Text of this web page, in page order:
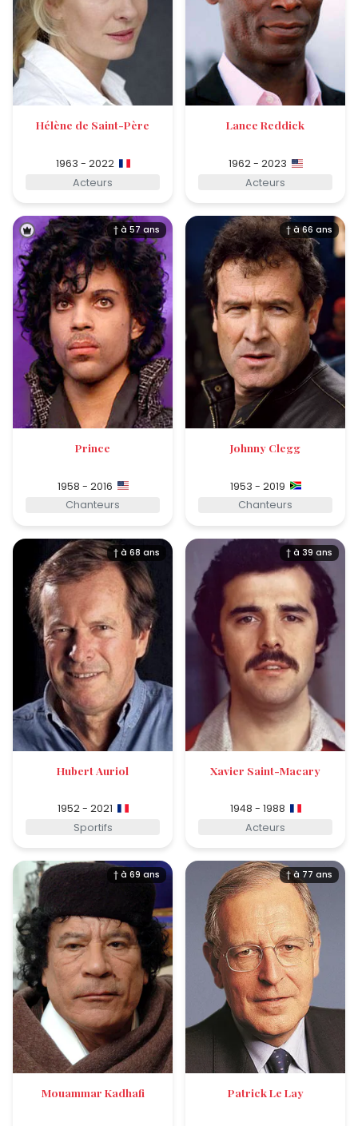
Hélène de Saint-Père
1963 - 2022
Acteurs
Lance Reddick
1962 - 2023
Acteurs
† à 57 ans
Prince
1958 - 2016
Chanteurs
† à 66 ans
Johnny Clegg
1953 - 2019
Chanteurs
† à 68 ans
Hubert Auriol
1952 - 2021
Sportifs
† à 39 ans
Xavier Saint-Macary
1948 - 1988
Acteurs
† à 69 ans
Mouammar Kadhafi
† à 77 ans
Patrick Le Lay